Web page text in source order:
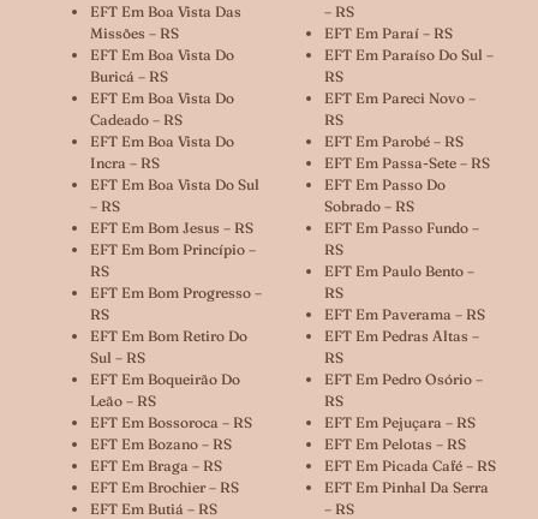
EFT Em Boa Vista Das
Missões – RS
EFT Em Boa Vista Do
Buricá – RS
EFT Em Boa Vista Do
Cadeado – RS
EFT Em Boa Vista Do
Incra – RS
EFT Em Boa Vista Do Sul
– RS
EFT Em Bom Jesus – RS
EFT Em Bom Princípio –
RS
EFT Em Bom Progresso –
RS
EFT Em Bom Retiro Do
Sul – RS
EFT Em Boqueirão Do
Leão – RS
EFT Em Bossoroca – RS
EFT Em Bozano – RS
EFT Em Braga – RS
EFT Em Brochier – RS
EFT Em Butiá – RS
– RS
EFT Em Paraí – RS
EFT Em Paraíso Do Sul –
RS
EFT Em Pareci Novo –
RS
EFT Em Parobé – RS
EFT Em Passa-Sete – RS
EFT Em Passo Do
Sobrado – RS
EFT Em Passo Fundo –
RS
EFT Em Paulo Bento –
RS
EFT Em Paverama – RS
EFT Em Pedras Altas –
RS
EFT Em Pedro Osório –
RS
EFT Em Pejuçara – RS
EFT Em Pelotas – RS
EFT Em Picada Café – RS
EFT Em Pinhal Da Serra
– RS